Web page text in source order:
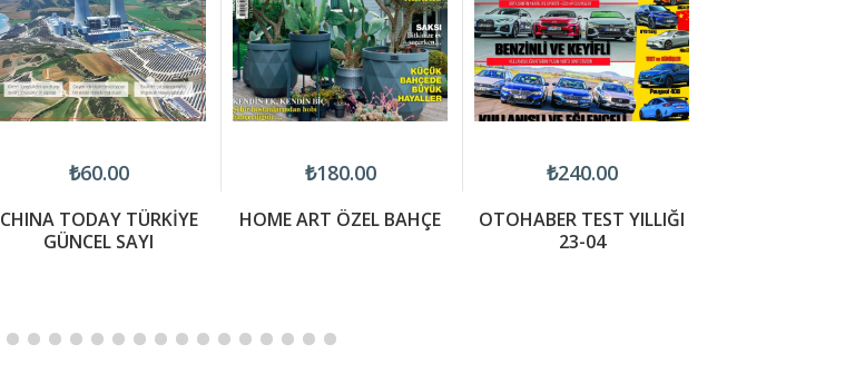
₺60.00
CHINA TODAY TÜRKİYE
GÜNCEL SAYI
₺180.00
HOME ART ÖZEL BAHÇE
₺240.00
OTOHABER TEST YILLIĞI
23-04